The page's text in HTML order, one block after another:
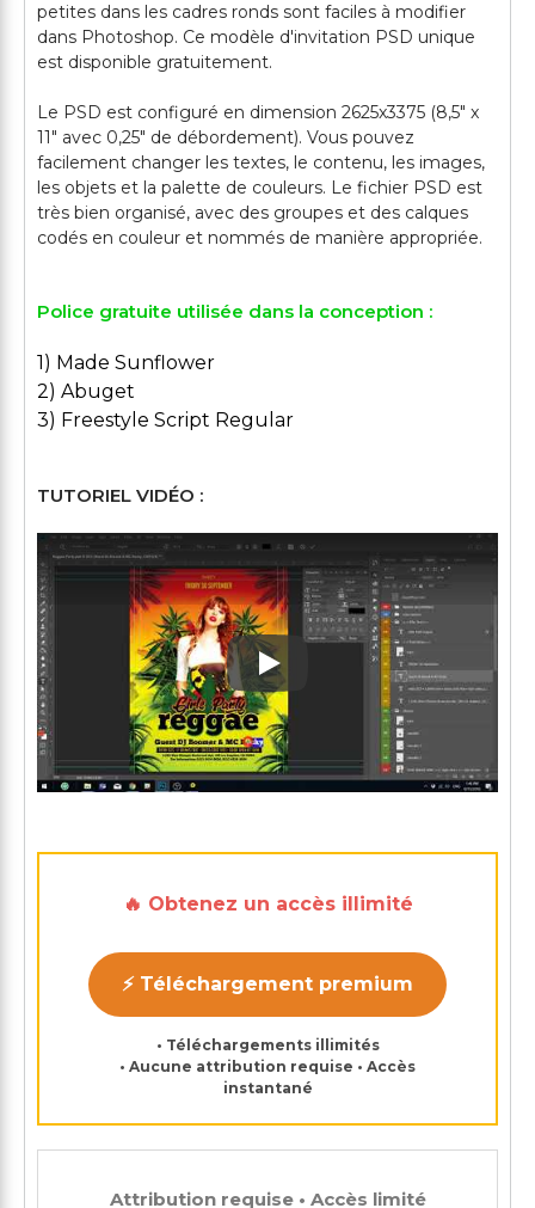
petites dans les cadres ronds sont faciles à modifier
dans Photoshop. Ce modèle d'invitation PSD unique
est disponible gratuitement.
Le PSD est configuré en dimension 2625x3375 (8,5" x
11" avec 0,25" de débordement). Vous pouvez
facilement changer les textes, le contenu, les images,
les objets et la palette de couleurs. Le fichier PSD est
très bien organisé, avec des groupes et des calques
Police gratuite utilisée dans la conception :
1) Made Sunflower
2) Abuget
3) Freestyle Script Regular
TUTORIEL VIDÉO :
Play: Keynote (Google I/O
🔥 Obtenez un accès illimité
⚡ Téléchargement premium
• Téléchargements illimités
• Aucune attribution requise • Accès
instantané
Attribution requise • Accès limité